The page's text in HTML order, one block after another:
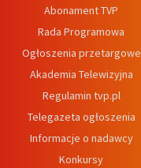
Abonament TVP
Rada Programowa
Ogłoszenia przetargowe
Akademia Telewizyjna
Regulamin tvp.pl
Telegazeta ogłoszenia
Informacje o nadawcy
Konkursy